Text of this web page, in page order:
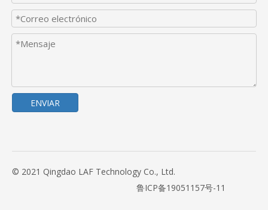
ENVIAR
© 2021 Qingdao LAF Technology Co., Ltd.
鲁ICP备19051157号-11